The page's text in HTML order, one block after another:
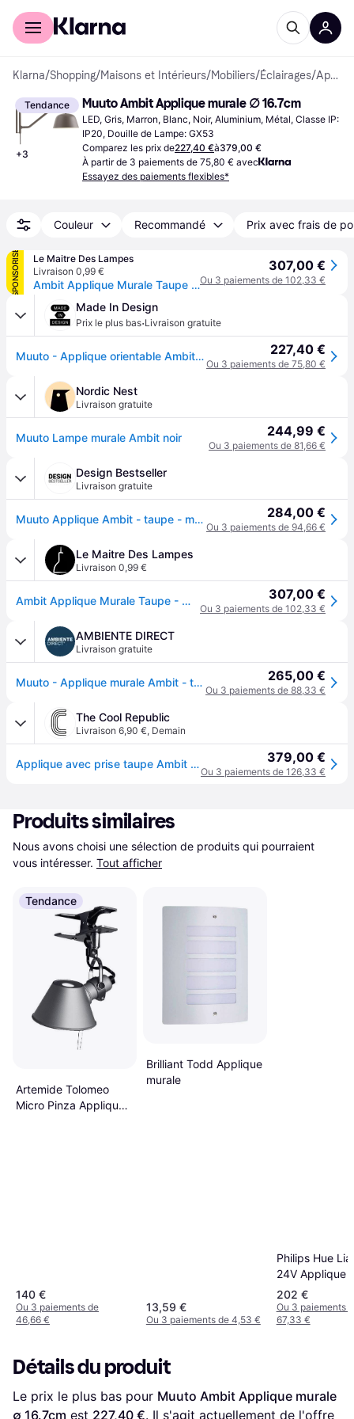
Acheter avec Klarna
Klarna/Shopping/Maisons et Intérieurs/Mobiliers/Éclairages/ Appliques murales
Tendance
+3
Muuto Ambit Applique murale ∅ 16.7cm
LED, Gris, Marron, Blanc, Noir, Aluminium, Métal, Classe IP:
IP20, Douille de Lampe: GX53
Comparez les prix de227,40 €à379,00 €
À partir de 3 paiements de 75,80 € avec
Essayez des paiements flexibles*
Couleur Recommandé Prix avec frais de
SPONSORISÉ
Le Maitre Des Lampes
Livraison 0,99 €
Ambit Applique Murale Taupe - Muuto - Salon / séjour - Aluminium
307,00 €
Ou 3 paiements de 102,33 €
Made In Design
Prix le plus bas·Livraison gratuite
Muuto - Applique orientable Ambit - Noir - Aluminium - Designer Taf Architects 227,40 €
Ou 3 paiements de 75,80 €
Nordic Nest
Livraison gratuite
Muuto Lampe murale Ambit noir 244,99 €
Ou 3 paiements de 81,66 €
Design Bestseller
Livraison gratuite
Muuto Applique Ambit - taupe - marron 284,00 €
Ou 3 paiements de 94,66 €
Le Maitre Des Lampes
Livraison 0,99 €
Ambit Applique Murale Taupe - Muuto - Salon / séjour - Aluminium 307,00 €
Ou 3 paiements de 102,33 €
AMBIENTE DIRECT
Livraison gratuite
Muuto - Applique murale Ambit - taupe/LxBxH 40,7x16,7x19,5cm/2700K/3000lm/CRI>90 265,00 €
Ou 3 paiements de 88,33 €
The Cool Republic
Livraison 6,90 €, Demain
Applique avec prise taupe Ambit - Muuto 379,00 €
Ou 3 paiements de 126,33 €
Produits similaires
Nous avons choisi une sélection de produits qui pourraient
vous intéresser. Tout afficher
Tendance
Artemide Tolomeo
Micro Pinza Applique
140 €
Ou 3 paiements de
46,66 €
Brilliant Todd Applique
murale
13,59 €
Ou 3 paiements de 4,53 €
Philips Hue
24V Applique
202 €
Ou 3 paiements
67,33 €
Détails du produit
Le prix le plus bas pour Muuto Ambit Applique murale
∅ 16.7cm est 227,40 €. Il s'agit actuellement de l'offre